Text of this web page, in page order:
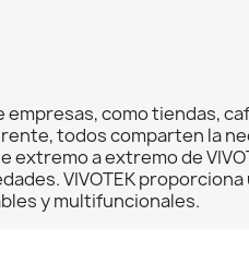
como tiendas,
todos comparten la
a extremo de
VIVOTEK
y multifuncionales.